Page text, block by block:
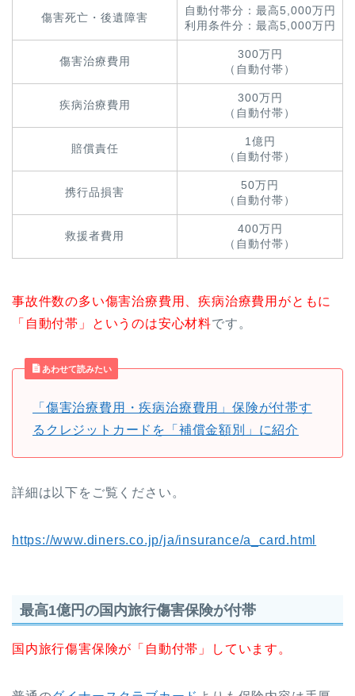
傷害死亡・後遺障害
自動付帯分：最高5,000万円
利用条件分：最高5,000万円
傷害治療費用
300万円
（自動付帯）
疾病治療費用
300万円
（自動付帯）
賠償責任
1億円
（自動付帯）
携行品損害
50万円
（自動付帯）
救援者費用
400万円
（自動付帯）
事故件数の多い傷害治療費用、疾病治療費用がともに
「自動付帯」というのは安心材料です。
あわせて読みたい
「傷害治療費用・疾病治療費用」保険が付帯す
るクレジットカードを「補償金額別」に紹介
詳細は以下をご覧ください。
https://www.diners.co.jp/ja/insurance/a_card.html
最高1億円の国内旅行傷害保険が付帯
国内旅行傷害保険が「自動付帯」しています。